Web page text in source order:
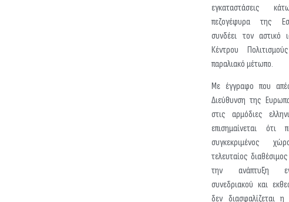
εγκαταστάσεις
πεζογέφυρα της
συνδέει τον αστικό
Κέντρου
παραλιακό μέτωπο.
Με έγγραφο που
Διεύθυνση της
στις αρμόδιες
επισημαίνεται
συγκεκριμένος
τελευταίος
την ανάπτυξη
συνεδριακού και
δεν διασφαλίζεται